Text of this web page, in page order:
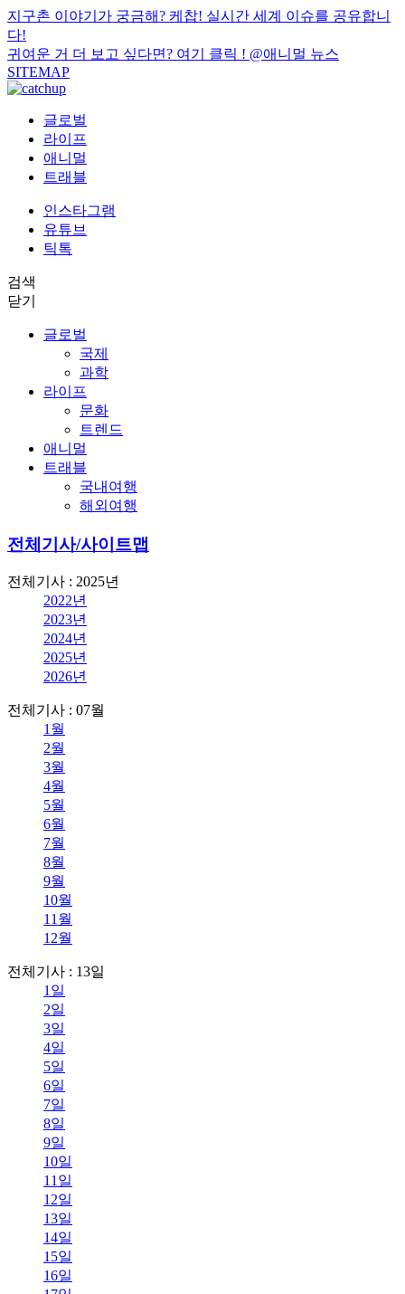
지구촌 이야기가 궁금해? 케찹! 실시간 세계 이슈를 공유합니
다!
귀여운 거 더 보고 싶다면? 여기 클릭 ! @애니멀 뉴스
SITEMAP
글로벌
라이프
애니멀
트래블
인스타그램
유튜브
틱톡
검색
닫기
글로벌
국제
과학
라이프
문화
트렌드
애니멀
트래블
국내여행
해외여행
전체기사/사이트맵
전체기사 : 2025년
2022년
2023년
2024년
2025년
2026년
전체기사 : 07월
1월
2월
3월
4월
5월
6월
7월
8월
9월
10월
11월
12월
전체기사 : 13일
1일
2일
3일
4일
5일
6일
7일
8일
9일
10일
11일
12일
13일
14일
15일
16일